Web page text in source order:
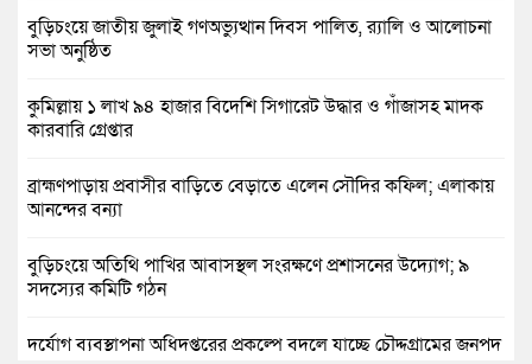
বুড়িচংয়ে জাতীয় জুলাই গণঅভ্যুত্থান দিবস পালিত, র‍্যালি ও আলোচনা
সভা অনুষ্ঠিত
কুমিল্লায় ১ লাখ ৯৪ হাজার বিদেশি সিগারেট উদ্ধার ও গাঁজাসহ মাদক
কারবারি গ্রেপ্তার
ব্রাহ্মণপাড়ায় প্রবাসীর বাড়িতে বেড়াতে এলেন সৌদির কফিল; এলাকায়
আনন্দের বন্যা
বুড়িচংয়ে অতিথি পাখির আবাসস্থল সংরক্ষণে প্রশাসনের উদ্যোগ; ৯
সদস্যের কমিটি গঠন
দুর্যোগ ব্যবস্থাপনা অধিদপ্তরের প্রকল্পে বদলে যাচ্ছে চৌদ্দগ্রামের জনপদ